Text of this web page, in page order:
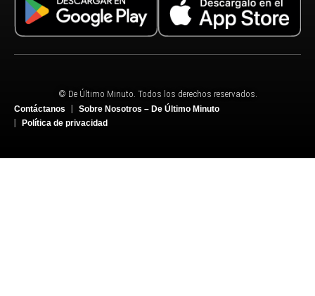
© De Último Minuto. Todos los derechos reservados.
Contáctanos
Sobre Nosotros – De Último Minuto
Política de privacidad